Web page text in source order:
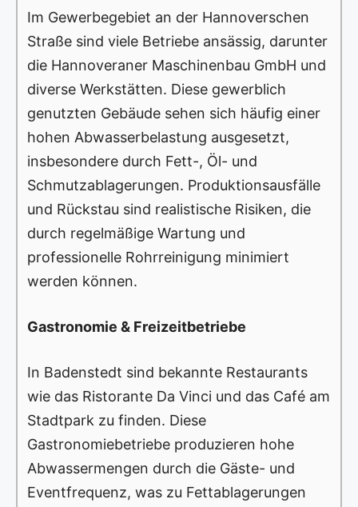
Im Gewerbegebiet an der Hannoverschen
Straße sind viele Betriebe ansässig, darunter
die Hannoveraner Maschinenbau GmbH und
diverse Werkstätten. Diese gewerblich
genutzten Gebäude sehen sich häufig einer
hohen Abwasserbelastung ausgesetzt,
insbesondere durch Fett-, Öl- und
Schmutzablagerungen. Produktionsausfälle
und Rückstau sind realistische Risiken, die
durch regelmäßige Wartung und
professionelle Rohrreinigung minimiert
werden können.
Gastronomie & Freizeitbetriebe
In Badenstedt sind bekannte Restaurants
wie das Ristorante Da Vinci und das Café am
Stadtpark zu finden. Diese
Gastronomiebetriebe produzieren hohe
Abwassermengen durch die Gäste- und
Eventfrequenz, was zu Fettablagerungen